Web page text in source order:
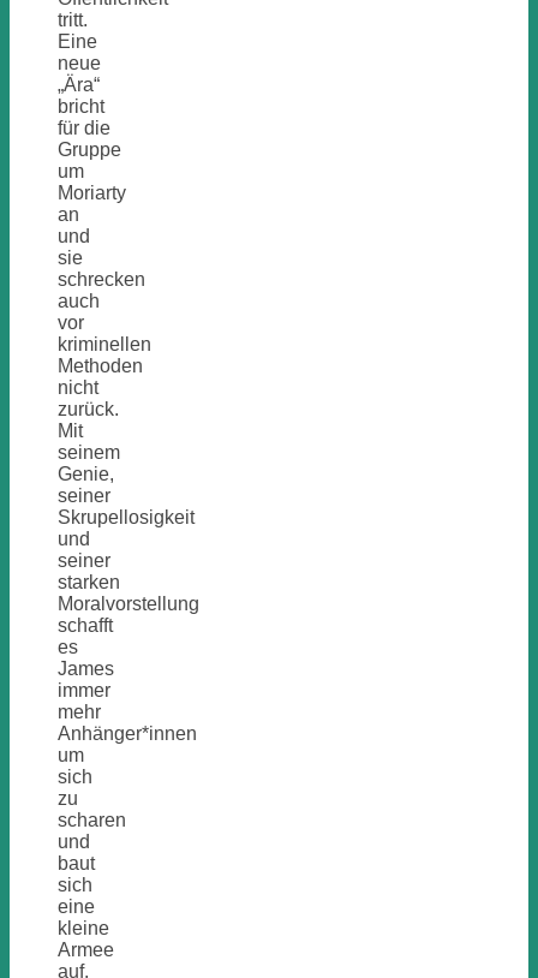
tritt.
Eine
neue
„Ära“
bricht
für die
Gruppe
um
Moriarty
an
und
sie
schrecken
auch
vor
kriminellen
Methoden
nicht
zurück.
Mit
seinem
Genie,
seiner
Skrupellosigkeit
und
seiner
starken
Moralvorstellung
schafft
es
James
immer
mehr
Anhänger*innen
um
sich
zu
scharen
und
baut
sich
eine
kleine
Armee
auf.